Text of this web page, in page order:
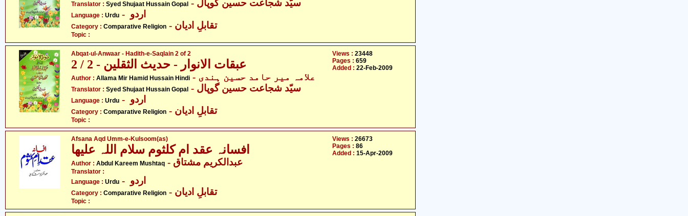
Translator : Syed Shujaat Hussain Gopal
Language : Urdu
Category : Comparative Religion - تقابلِ ادیان
Topic :
Abqat-ul-Anwaar - Hadith-e-Saqlain 2 of 2
عبقات الانوار - حدیث الثقلین - 2 / 2
Author : Allama Mir Hamid Hussain Hindi - علامہ میر حامد حسین ہندی
Translator : Syed Shujaat Hussain Gopal
Language : Urdu
Category : Comparative Religion - تقابلِ ادیان
Topic :
Views : 23448
Pages : 659
Added : 22-Feb-2009
Afsana Aqd Umm-e-Kulsoom(as)
افسانہ عقد ام کلثوم سلام اللہ علیھا
Author : Abdul Kareem Mushtaq - عبدالکریم مشتاق
Translator :
Language : Urdu
Category : Comparative Religion - تقابلِ ادیان
Topic :
Views : 26673
Pages : 86
Added : 15-Apr-2009